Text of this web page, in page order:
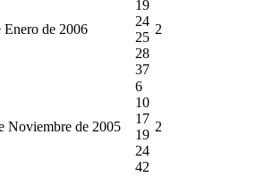
Enero de 2006
19
24
25
28
37
2
Noviembre de 2005
6
10
17
19
24
42
2